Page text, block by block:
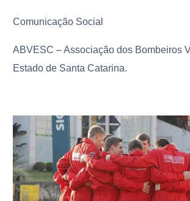
Comunicação Social
ABVESC – Associação dos Bombeiros
Estado de Santa Catarina.